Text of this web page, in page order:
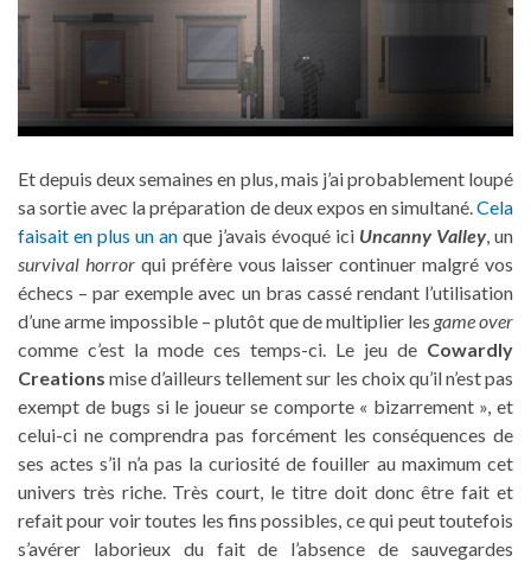
Et depuis deux semaines en plus, mais j’ai probablement loupé
sa sortie avec la préparation de deux expos en simultané.Cela
faisait en plus un an que j’avais évoqué ici Uncanny Valley, un
survival horrorqui préfère vous laisser continuer malgré vos
échecs – par exemple avec un bras cassé rendant l’utilisation
d’une arme impossible – plutôt que de multiplier les game over
comme c’est la mode ces temps-ci. Le jeu de Cowardly
Creations mise d’ailleurs tellement sur les choix qu’il n’est pas
exempt de bugs si le joueur se comporte « bizarrement », et
celui-ci ne comprendra pas forcément les conséquences de
ses actes s’il n’a pas la curiosité de fouiller au maximum cet
univers très riche. Très court, le titre doit donc être fait et
refait pour voir toutes les fins possibles, ce qui peut toutefois
s’avérer laborieux du fait de l’absence de sauvegardes